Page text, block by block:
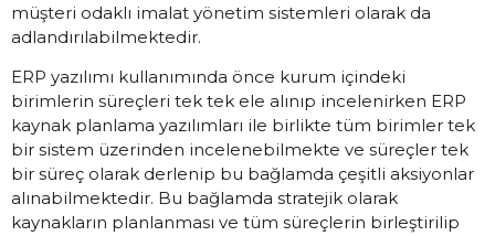
müşteri odaklı imalat yönetim sistemleri olarak da
adlandırılabilmektedir.
ERP yazılımı kullanımında önce kurum içindeki
birimlerin süreçleri tek tek ele alınıp incelenirken ERP
kaynak planlama yazılımları ile birlikte tüm birimler tek
bir sistem üzerinden incelenebilmekte ve süreçler tek
bir süreç olarak derlenip bu bağlamda çeşitli aksiyonlar
alınabilmektedir. Bu bağlamda stratejik olarak
kaynakların planlanması ve tüm süreçlerin birleştirilip